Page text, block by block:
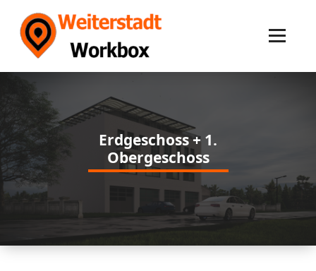
Erdgeschoss + 1.
Obergeschoss